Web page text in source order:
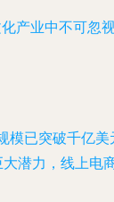
产业中不可忽
模已突破千亿美
潜力，线上电